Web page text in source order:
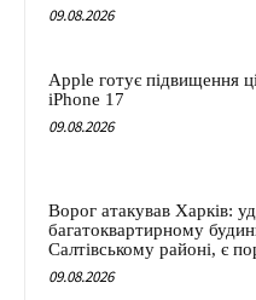
09.08.2026
Apple готує підвищення
iPhone 17
09.08.2026
Ворог атакував Харків:
багатоквартирному
Салтівському районі, є
09.08.2026